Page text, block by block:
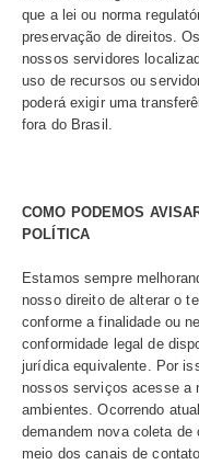
integridade e
mecanismos de
não autorizados,
Internamente, os
nosso serviço, além
preservação da sua
É o compromisso
usuários de música
vinculados às
pessoais,
a sua privacidade.
Além disso, o Ecad